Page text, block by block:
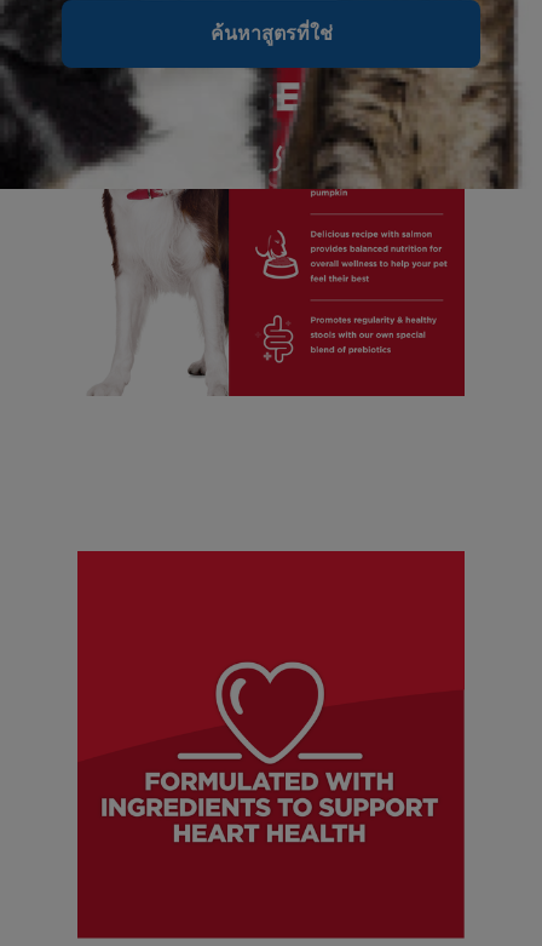
ค้นหาสูตรที่ใช่